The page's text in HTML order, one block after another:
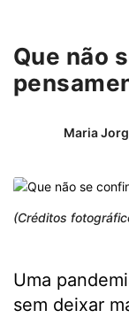
Que não
Maria
(Créditos
Uma
sem deixar